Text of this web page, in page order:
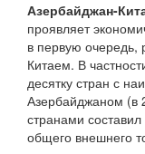
Азербайджан-
проявляет
в первую очередь,
Китаем. В
десятку стран с
Азербайджаном (в
странами
общего внешнего